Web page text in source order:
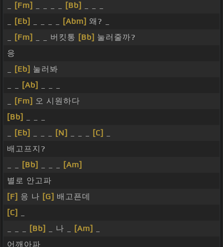
[Fm] [Bb]
[Eb] [Abm] 왜? _
[Fm] _ _ 버킷통 [Bb] 눌러줄까?
응
[Eb] 눌러봐
[Ab]
[Fm] 오 시원하다
[Bb]
[Eb] [N] [C]
배고프지?
[Bb]
[Am]
별로 안고파
[F] 응 나 [G] 배고픈데
[C]
[Bb] _ 나 _ [Am]
어깨아파